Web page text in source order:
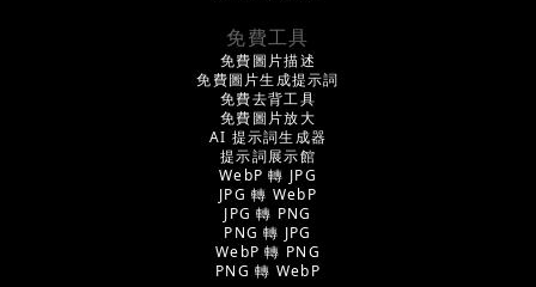
免費工具
免費圖片描述
免費圖片生成提示詞
免費去背工具
免費圖片放大
AI 提示詞生成器
提示詞展示館
WebP 轉 JPG
JPG 轉 WebP
JPG 轉 PNG
PNG 轉 JPG
WebP 轉 PNG
PNG 轉 WebP